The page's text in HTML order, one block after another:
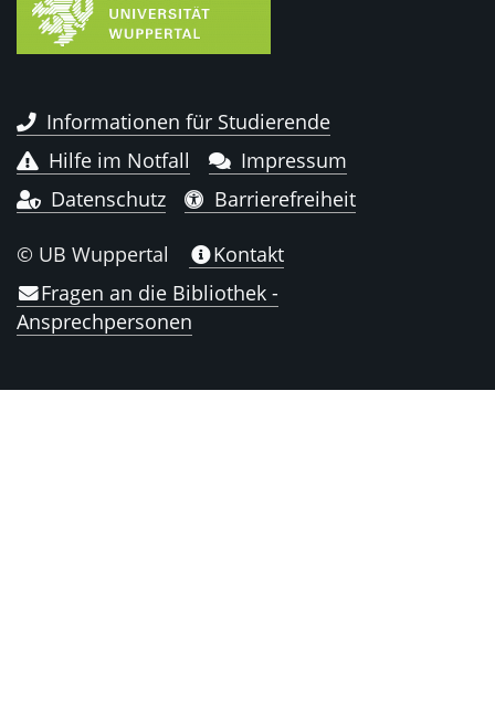
Informationen für Studierende
Hilfe im Notfall
Impressum
Datenschutz
Barrierefreiheit
© UB Wuppertal
Kontakt
Fragen an die Bibliothek -
Ansprechpersonen